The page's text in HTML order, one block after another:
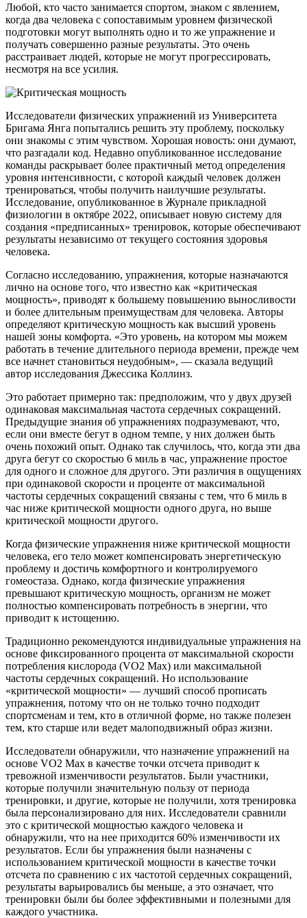
Любой, кто часто занимается спортом, знаком с явлением,
когда два человека с сопоставимым уровнем физической
подготовки могут выполнять одно и то же упражнение и
получать совершенно разные результаты. Это очень
расстраивает людей, которые не могут прогрессировать,
несмотря на все усилия.
Исследователи физических упражнений из Университета
Бригама Янга попытались решить эту проблему, поскольку
они знакомы с этим чувством. Хорошая новость: они думают,
что разгадали код. Недавно опубликованное исследование
команды раскрывает более практичный метод определения
уровня интенсивности, с которой каждый человек должен
тренироваться, чтобы получить наилучшие результаты.
Исследование, опубликованное в Журнале прикладной
физиологи­и в октябре 2022, описывает новую систему для
создания «предписанных» тренировок, которые обеспечивают
результаты независимо от текущего состояния здоровья
человека.
Согласно исследованию, упражнения, которые назначаются
лично на основе того, что известно как «критическая
мощность», приводят к большему повышению выносливости
и более длительным преимуществам для человека. Авторы
определяют критическую мощность как высший уровень
нашей зоны комфорта. «Это уровень, на котором мы можем
работать в течение длительного периода времени, прежде чем
все начнет становиться неудобным», — сказала ведущий
автор исследования Джессика Коллинз.
Это работает примерно так: предположим, что у двух друзей
одинаковая максимальная частота сердечных сокращений.
Предыдущие знания об упражнениях подразумевают, что,
если они вместе бегут в одном темпе, у них должен быть
очень похожий опыт. Однако так случилось, что, когда эти два
друга бегут со скоростью 6 миль в час, упражнение простое
для одного и сложное для другого. Эти различия в ощущениях
при одинаковой скорости и проценте от максимальной
частоты сердечных сокращений связаны с тем, что 6 миль в
час ниже критической мощности одного друга, но выше
критической мощности другого.
Когда физические упражнения ниже критической мощности
человека, его тело может компенсировать энергетическую
проблему и достичь комфортного и контролируемого
гомеостаза. Однако, когда физические упражнения
превышают критическую мощность, организм не может
полностью компенсировать потребность в энергии, что
приводит к истощению.
Традиционно рекомендуются индивидуальные упражнения на
основе фиксированного процента от максимальной скорости
потребления кислорода (VO2 Max) или максимальной
частоты сердечных сокращений. Но использова­ние
«критической мощности» — лучший способ прописать
упражнения, потому что он не только точно подходит
спортсменам и тем, кто в отличной форме, но также полезен
тем, кто старше или ведет малоподвижный образ жизни.
Исследователи обнаружили, что назначение упражнений на
основе VO2 Max в качестве точки отсчета приводит к
тревожной изменчивости результатов. Были участники,
которые получили значительную пользу от периода
тренировки, и другие, которые не получили, хотя тренировка
была персонализировано для них. Исследователи сравнили
это с критической мощностью каждого человека и
обнаружили, что на нее приходится 60% изменчивости их
результатов. Если бы упражнения были назначены с
использова­нием критической мощности в качестве точки
отсчета по сравнению с их частотой сердечных сокращений,
результаты варьировались бы меньше, а это означает, что
тренировки были бы более эффективными и полезными для
каждого участника.